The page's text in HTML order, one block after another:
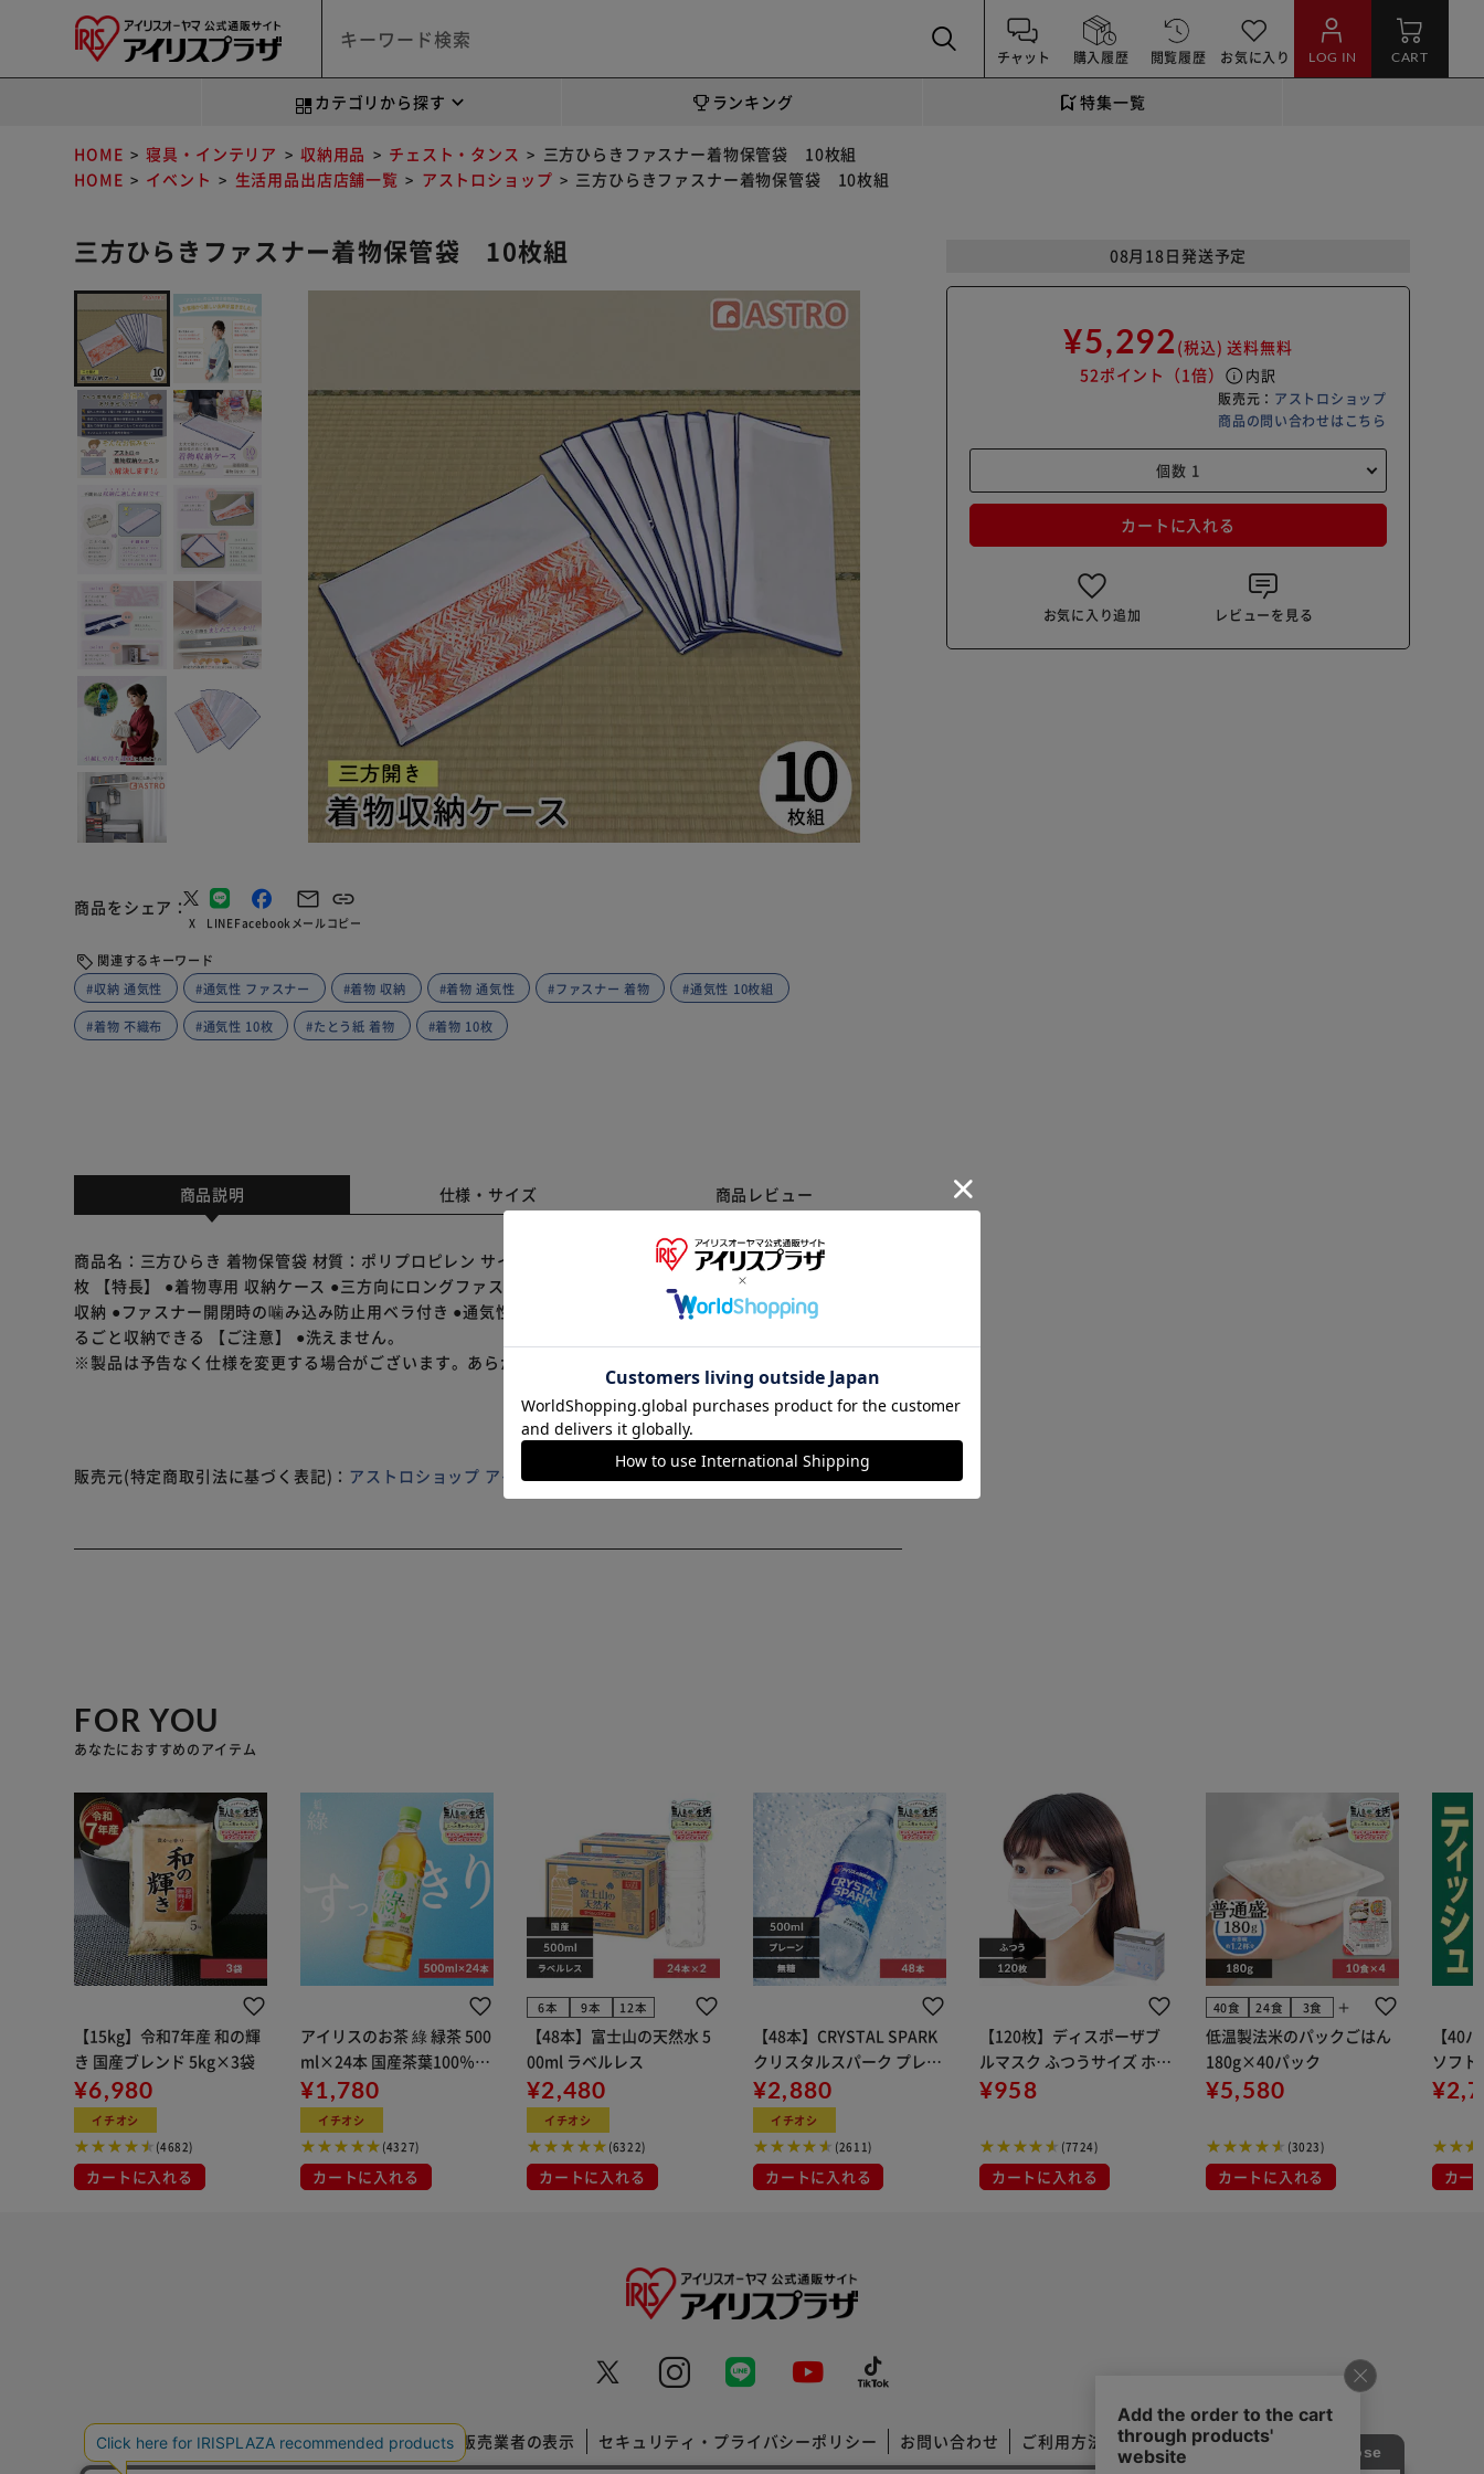
チャット 購入履歴 閲覧履歴 お気に入り LOG IN CART
カテゴリから探す ランキング 特集一覧
HOME 寝具・インテリア 収納用品 チェスト・タンス
三方ひらきファスナー着物保管袋 10枚組
HOME
イベント 生活用品出店店舗一覧 アストロショップ 三方ひらきファスナー着物保管袋 10枚組
三方ひらきファスナー着物保管袋 10枚組
商品をシェア
X LINEFacebook メールコピー
関連するキーワード
#収納 通気性
#通気性 ファスナー #着物 収納 #着物 通気性 #ファスナー 着物 #通気性 10枚組
#着物 不織布 #通気性 10枚 #たとう紙 着物 #着物 10枚
08月18日発送予定
¥5,292 (税込) 送料無料
52ポイント （1倍） info 内訳
販売元： アストロショップ
商品の問い合わせはこちら
カートに入れる
お気に入り追加 レビューを見る
商品説明 仕様・サイズ 商品レビュー
商品名：三方ひらき 着物保管袋 材質：ポリプロピレン サイズ：約39×92ｃｍ 【収納目安】(1枚あたり) ●着物 1
枚 【特長】 ●着物専用 収納ケース ●三方向にロングファスナー付き フルオープン ●たとう紙保管よりカンタンに
収納 ●ファスナー開閉時の噛み込み防止用ベラ付き ●通気性に優れた不織布 ●ホコリと汚れからガード ●着物をま
るごと収納できる 【ご注意】 ●洗えません。
※製品は予告なく仕様を変更する場合がございます。あらかじめご了承ください。
販売元(特定商取引法に基づく表記)： アストロショップ アイリスプラザ店
FOR YOU
あなたにおすすめのアイテム
【15kg】令和7年産 和の輝
き 国産ブレンド 5kg×3袋
¥6,980
イチオシ
(4682)
カートに入れる
アイリスのお茶 綠 緑茶 500
ml×24本 国産茶葉100％使
用
¥1,780
イチオシ
(4327)
カートに入れる
6本 9本 12本
【48本】富士山の天然水 5
00ml ラベルレス
¥2,480
イチオシ
(6322)
カートに入れる
【48本】CRYSTAL SPARK
クリスタルスパーク プレー
ン 500ml
¥2,880
イチオシ
(2611)
カートに入れる
【120枚】ディスポーザブ
ルマスク ふつうサイズ ホワ
イト 大容量 DISPOSABLE
布
¥958
(7724)
カートに入れる
40食 24食 3食 add
低温製法米のパックごはん
180g×40パック
¥5,580
(3023)
カートに入れる
【40
ソフ
組) 5
カー
特定商取引法に基づく通信販売業者の表示 セキュリティ・プライバシーポリシー お問い合わせ ご利用方法 ご利用規約
※ご確認ください